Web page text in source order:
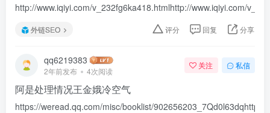
http://www.iqiyi.com/v_232fg6ka418.htmlhttp://www.iqiyi.com/
外链SEO 评分 回复 分享
qq6219383
2年前发布 4次阅读
关注 私信
阿是处理情况王金娥冷空气
https://weread.qq.com/misc/booklist/